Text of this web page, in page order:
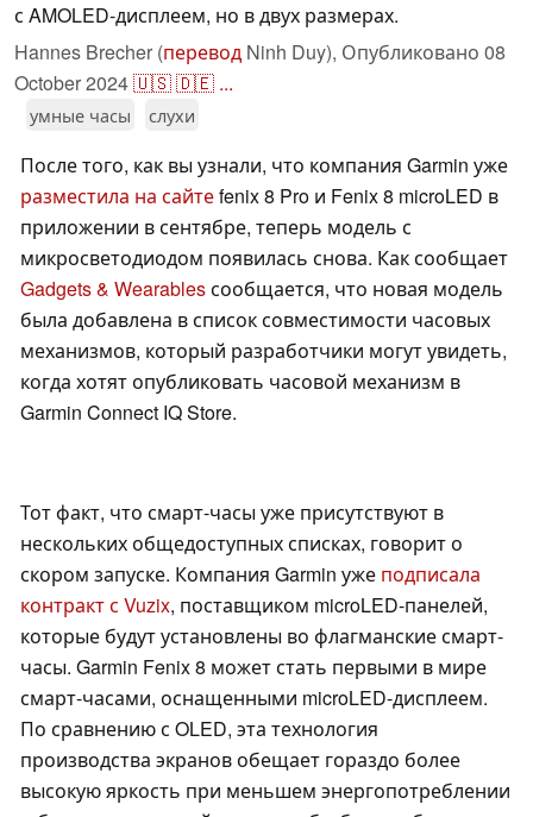
с AMOLED-дисплеем, но в двух размерах.
Hannes Brecher (перевод Ninh Duy), Опубликовано 08
October 2024🇺🇸🇩🇪 ...
умные часы слухи
После того, как вы узнали, что компания Garmin уже
разместила на сайтеfenix 8 Pro и Fenix 8 microLED в
приложении в сентябре, теперь модель с
микросветодиодом появилась снова. Как сообщает
Gadgets & Wearablesсообщается, что новая модель
была добавлена в список совместимости часовых
механизмов, который разработчики могут увидеть,
когда хотят опубликовать часовой механизм в
Garmin Connect IQ Store.
Тот факт, что смарт-часы уже присутствуют в
нескольких общедоступных списках, говорит о
скором запуске. Компания Garmin уже подписала
контракт с Vuzix, поставщиком microLED-панелей,
которые будут установлены во флагманские смарт-
часы. Garmin Fenix 8 может стать первыми в мире
смарт-часами, оснащенными microLED-дисплеем.
По сравнению с OLED, эта технология
производства экранов обещает гораздо более
высокую яркость при меньшем энергопотреблении